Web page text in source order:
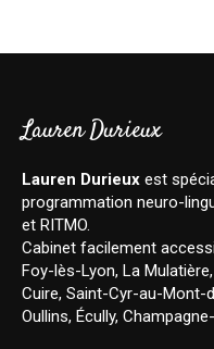
Lauren Durieux
Lauren Durieux est
programmation neuro-
et RITMO.
Cabinet facilement
Foy-lès-Lyon, La
Cuire, Saint-Cyr-au-Mont-
Oullins, Écully,